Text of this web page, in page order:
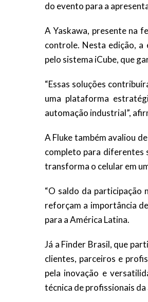
do evento para a
A Yaskawa, presente na
controle. Nesta edição, a
pelo sistema iCube, que
“Essas soluções
uma plataforma
automação industrial”,
A Fluke também avaliou
completo para diferentes
transforma o celular em
“O saldo da participação
reforçam a importância
para a América Latina.
Já a Finder Brasil, que
clientes, parceiros e
pela inovação e
técnica de profissionais